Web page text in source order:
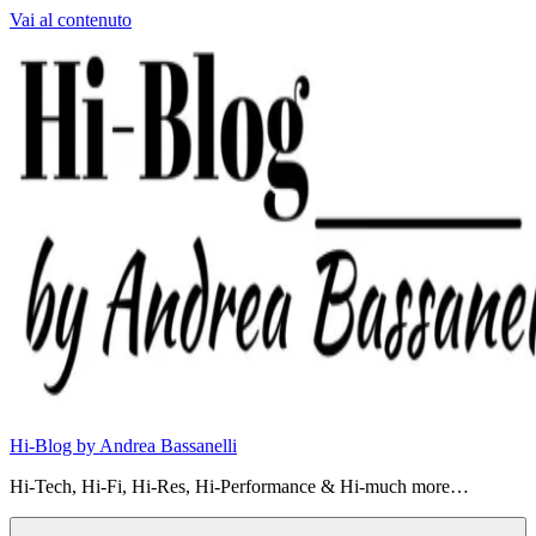
Vai al contenuto
Hi-Blog by Andrea Bassanelli
Hi-Tech, Hi-Fi, Hi-Res, Hi-Performance & Hi-much more…